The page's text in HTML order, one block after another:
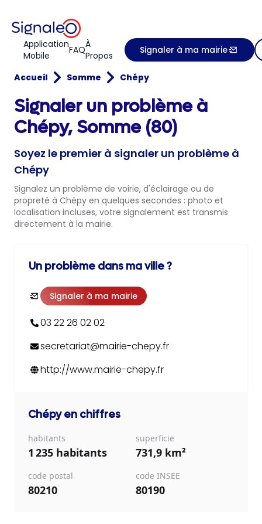
Application
Mobile
FAQÀ
Propos
Signaler à ma mairie
Accueil Somme Chépy
Signaler un problème à
Chépy, Somme (80)
Soyez le premier à signaler un problème à
Chépy
Signalez un problème de voirie, d'éclairage ou de
propreté à Chépy en quelques secondes : photo et
localisation incluses, votre signalement est transmis
directement à la mairie.
Un problème dans ma ville ?
Signaler à ma mairie
03 22 26 02 02
secretariat@mairie-chepy.fr
http://www.mairie-chepy.fr
Chépyen chiffres
habitants
1 235 habitants
superficie
731,9 km²
code postal
80210
code INSEE
80190